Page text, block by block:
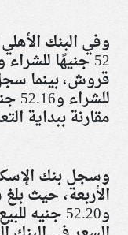
وفي البنك
مقارنة ببداية
وسجل بنك